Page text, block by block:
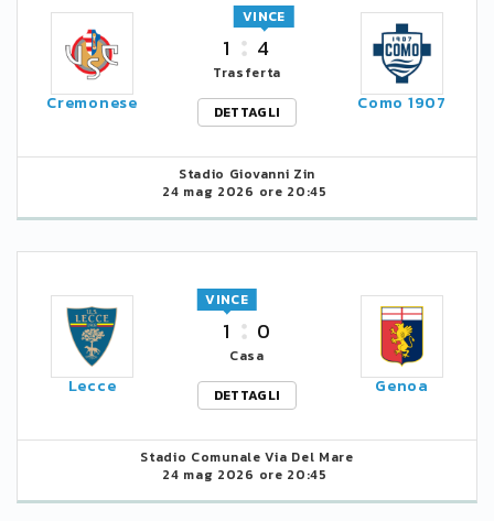
Cremonese
1 4
VINCE
Trasferta
DETTAGLI
Como 1907
Stadio Giovanni Zin
24 mag 2026 ore 20:45
Lecce
1
VINCE
0
Casa
DETTAGLI
Genoa
Stadio Comunale Via Del Mare
24 mag 2026 ore 20:45